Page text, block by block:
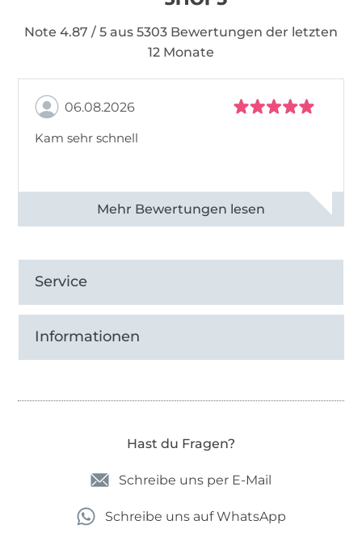
Note 4.87 / 5 aus 5303 Bewertungen der letzten
12 Monate
06.08.2026
Kam sehr schnell
Alle 82950 Bewertungen ansehen
Service
Informationen
Hast du Fragen?
Schreibe uns per E-Mail
Schreibe uns auf WhatsApp